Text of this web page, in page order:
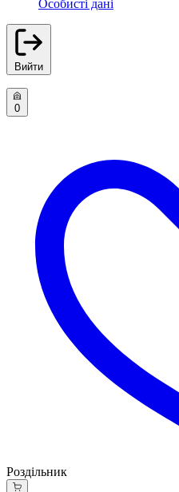
Особисті дані
Вийти
0
Роздільник